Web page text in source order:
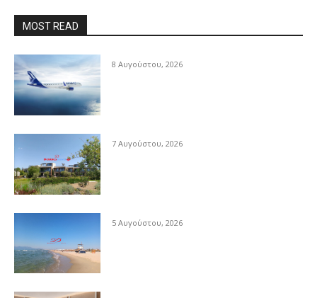
MOST READ
8 Αυγούστου, 2026
7 Αυγούστου, 2026
5 Αυγούστου, 2026